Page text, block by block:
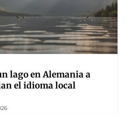
lago en Alemania a
el idioma local